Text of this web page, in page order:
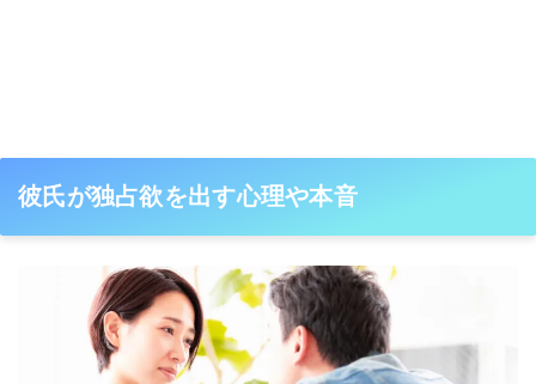
彼氏が独占欲を出す心理や本音